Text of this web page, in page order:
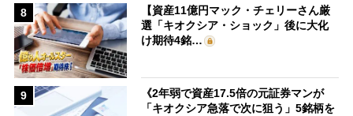
8
【資産11億円マック・チェリーさん厳
選「キオクシア・ショック」後に大化
け期待4銘…
9
《2年弱で資産17.5倍の元証券マンが
「キオクシア急落で次に狙う」5銘柄を